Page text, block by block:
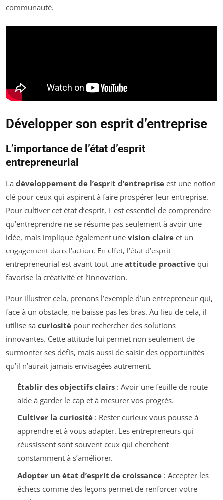
communauté.
Développer son esprit d’entreprise
L’importance de l’état d’esprit
entrepreneurial
La développement de l’esprit d’entreprise est une notion
clé pour ceux qui aspirent à faire prospérer leur entreprise.
Pour cultiver cet état d’esprit, il est essentiel de comprendre
qu’entreprendre ne se résume pas seulement à avoir une
idée, mais implique également une vision claire et un
engagement dans l’action. En effet, l’état d’esprit
entrepreneurial est avant tout une attitude proactive qui
favorise la créativité et l’innovation.
Pour illustrer cela, prenons l’exemple d’un entrepreneur qui,
face à un obstacle, ne baisse pas les bras. Au lieu de cela, il
utilise sa curiosité pour rechercher des solutions
innovantes. Cette attitude lui permet non seulement de
surmonter ses défis, mais aussi de saisir des opportunités
qu’il n’aurait jamais envisagées autrement.
Établir des objectifs clairs: Avoir une feuille de route
aide à garder le cap et à mesurer vos progrès.
Cultiver la curiosité: Rester curieux vous pousse à
apprendre et à vous adapter. Les entrepreneurs qui
réussissent sont souvent ceux qui cherchent
constamment à s’améliorer.
Adopter un état d’esprit de croissance: Accepter les
échecs comme des leçons permet de renforcer votre